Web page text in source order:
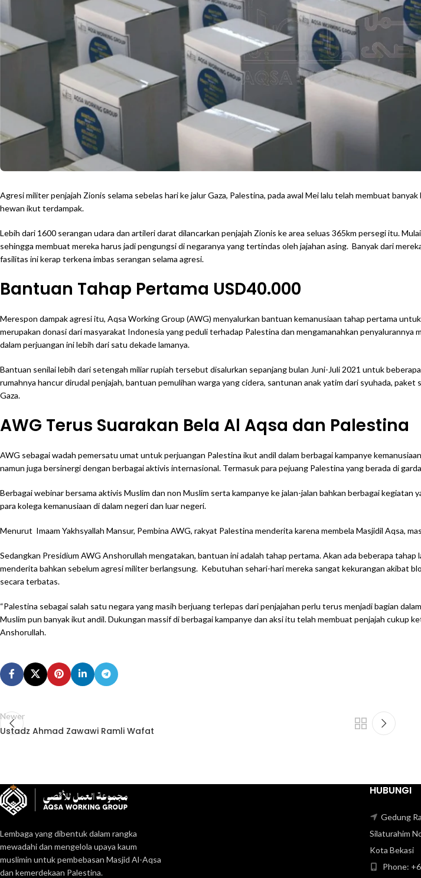
Agresi militer penjajah Zionis selama sebelas hari ke jalur Gaza, Palestina, pada awal Mei lalu telah membuat
hewan ikut terdampak.
Lebih dari 1600 serangan udara dan artileri darat dilancarkan penjajah Zionis ke area seluas 365km persegi itu.
sehingga membuat mereka harus jadi pengungsi di negaranya yang tertindas oleh jajahan asing. Banyak dari
fasilitas ini kerap terkena imbas serangan selama agresi.
Bantuan Tahap Pertama USD40.000
Merespon dampak agresi itu, Aqsa Working Group (AWG) menyalurkan bantuan kemanusiaan tahap pertama
merupakan donasi dari masyarakat Indonesia yang peduli terhadap Palestina dan mengamanahkan penyalurannya
dalam perjuangan ini lebih dari satu dekade lamanya.
Bantuan senilai lebih dari setengah miliar rupiah tersebut disalurkan sepanjang bulan Juni-Juli 2021 untuk
rumahnya hancur dirudal penjajah, bantuan pemulihan warga yang cidera, santunan anak yatim dari syuhada,
Gaza.
AWG Terus Suarakan Bela Al Aqsa dan Palestina
AWG sebagai wadah pemersatu umat untuk perjuangan Palestina ikut andil dalam berbagai kampanye
namun juga bersinergi dengan berbagai aktivis internasional. Termasuk para pejuang Palestina yang berada di
Berbagai webinar bersama aktivis Muslim dan non Muslim serta kampanye ke jalan-jalan bahkan berbagai
para kolega kemanusiaan di dalam negeri dan luar negeri.
Menurut Imaam Yakhsyallah Mansur, Pembina AWG, rakyat Palestina menderita karena membela Masjidil Aqsa,
Sedangkan Presidium AWG Anshorullah mengatakan, bantuan ini adalah tahap pertama. Akan ada beberapa
menderita bahkan sebelum agresi militer berlangsung. Kebutuhan sehari-hari mereka sangat kekurangan akibat
secara terbatas.
“Palestina sebagai salah satu negara yang masih berjuang terlepas dari penjajahan perlu terus menjadi bagian
Muslim pun banyak ikut andil. Dukungan massif di berbagai kampanye dan aksi itu telah membuat penjajah cukup
Anshorullah.
Newer
Ustadz Ahmad Zawawi Ramli Wafat
Lembaga yang dibentuk dalam rangka
mewadahi dan mengelola upaya kaum
muslimin untuk pembebasan Masjid Al-Aqsa
dan kemerdekaan Palestina.
HUBUNGI
Gedung
Silaturahim
Kota Bekasi
Phone: